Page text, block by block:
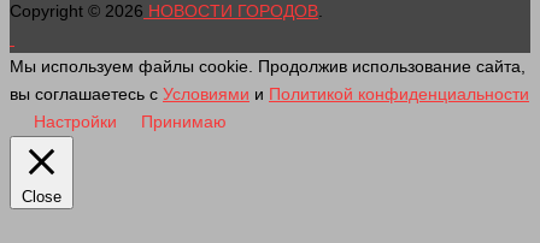
Copyright © 2026 НОВОСТИ ГОРОДОВ.
Мы используем файлы cookie. Продолжив использование сайта,
вы соглашаетесь с Условиями и Политикой конфиденциальности
Настройки
Принимаю
Close